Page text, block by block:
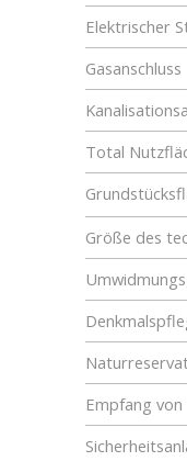
Elektrischer
Gasanschluss
Total
Größe des
Empfang von